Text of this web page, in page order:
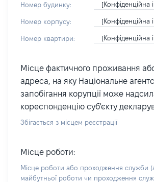
Номер будинку: [Конфіденційна
Номер корпусу: [Конфіденційна
Номер квартири: [Конфіденційна
Місце фактичного проживання
адреса, на яку Національне
запобігання корупції може
кореспонденцію суб'єкту
Збігається з місцем реєстрації
Місце роботи:
Місце роботи або проходження служби
майбутньої роботи чи проходження